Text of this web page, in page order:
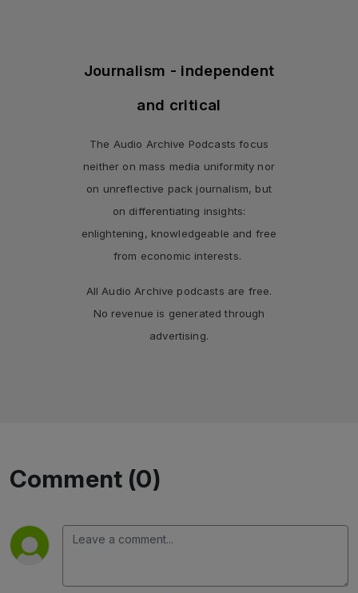
Journalism - independent
and critical
The Audio Archive Podcasts focus
neither on mass media uniformity nor
on unreflective pack journalism, but
on differentiating insights:
enlightening, knowledgeable and free
from economic interests.
All Audio Archive podcasts are free.
No revenue is generated through
advertising.
Comment (0)